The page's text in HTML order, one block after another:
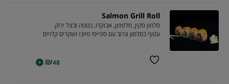
Salmon Grill Roll
סלמון סקין, מלפפון, אבוקדו, בטטה ובצל ירוק
עטוף בסלמון צרוב עם ספייסי מיונז ושקדים קלויים
₪48
+